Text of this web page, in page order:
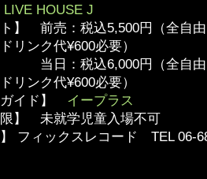
LIVE HOUSE J
ト】 前売：税込5,500円（全自
リンク代¥600必要）
税込6,000円（全自由、
リンク代¥600必要）
ガイド】 イープラス
限】 未就学児童入場不可
】 フィックスレコード TEL 06-